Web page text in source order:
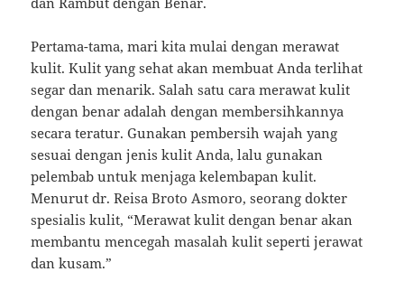
Pertama-tama, mari kita mulai dengan merawat
kulit. Kulit yang sehat akan membuat Anda terlihat
segar dan menarik. Salah satu cara merawat kulit
dengan benar adalah dengan membersihkannya
secara teratur. Gunakan pembersih wajah yang
sesuai dengan jenis kulit Anda, lalu gunakan
pelembab untuk menjaga kelembapan kulit.
Menurut dr. Reisa Broto Asmoro, seorang dokter
spesialis kulit, “Merawat kulit dengan benar akan
membantu mencegah masalah kulit seperti jerawat
dan kusam.”